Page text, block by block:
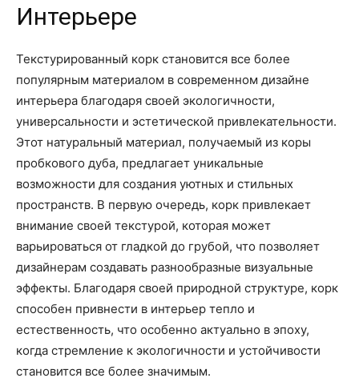
Интерьере
Текстурированный корк становится все более
популярным материалом в современном дизайне
интерьера благодаря своей экологичности,
универсальности и эстетической привлекательности.
Этот натуральный материал, получаемый из коры
пробкового дуба, предлагает уникальные
возможности для создания уютных и стильных
пространств. В первую очередь, корк привлекает
внимание своей текстурой, которая может
варьироваться от гладкой до грубой, что позволяет
дизайнерам создавать разнообразные визуальные
эффекты. Благодаря своей природной структуре, корк
способен привнести в интерьер тепло и
естественность, что особенно актуально в эпоху,
когда стремление к экологичности и устойчивости
становится все более значимым.